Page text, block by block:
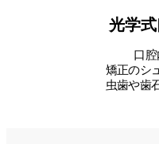
光学
口
矯正のシ
虫歯や歯